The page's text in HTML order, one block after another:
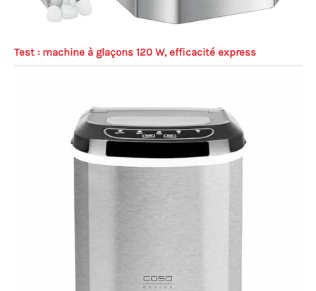
Test : machine à glaçons 120 W, efficacité express